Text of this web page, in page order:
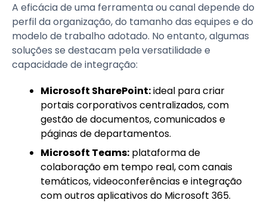
A eficácia de uma ferramenta ou canal depende do
perfil da organização, do tamanho das equipes e do
modelo de trabalho adotado. No entanto, algumas
soluções se destacam pela versatilidade e
capacidade de integração:
Microsoft SharePoint:ideal para criar
portais corporativos centralizados, com
gestão de documentos, comunicados e
páginas de departamentos.
Microsoft Teams: plataforma de
colaboração em tempo real, com canais
temáticos, videoconferências e integração
com outros aplicativos do Microsoft 365.